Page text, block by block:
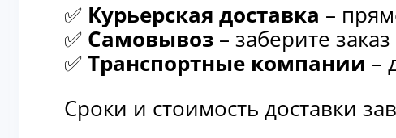
✅ Курьерская доставка –
✅ Самовывоз – заберите
✅ Транспортные компании –
Сроки и стоимость доставки